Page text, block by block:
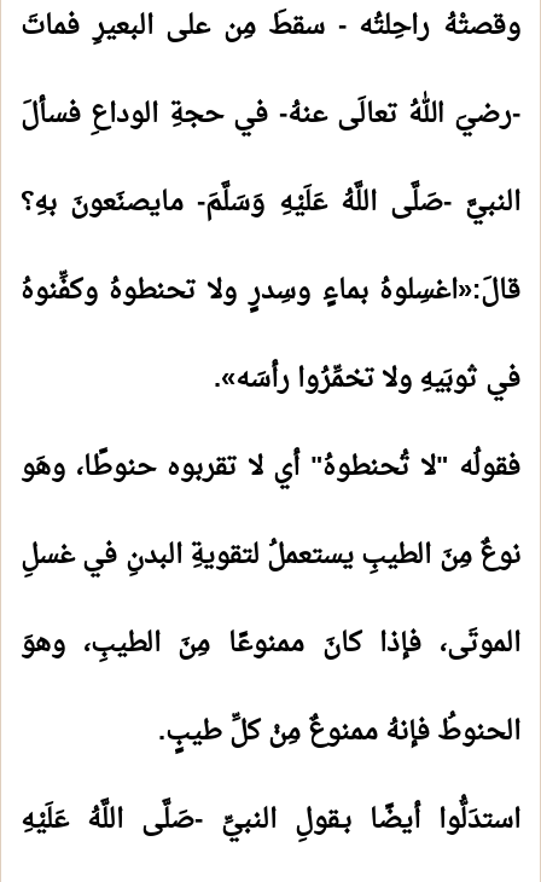
وقصتْهُ راحِلتُه - سقطَ مِن على البعيرِ فماتَ
-رضيَ اللهُ تعالَى عنهُ- في حجةِ الوداعِ فسألَ
النبيَّ -صَلَّى اللَّهُ عَلَيْهِ وَسَلَّمَ- مايصنَعونَ بهِ؟
قالَ:«اغسِلوهُ بماءٍ وسِدرٍ ولا تحنطوهُ وكفِّنوهُ
في ثوبَيهِ ولا تخمِّرُوا رأسَه».
فقولُه "لا تُحنطوهُ" أي لا تقربوه حنوطًا، وهَو
نوعٌ مِنَ الطيبِ يستعملُ لتقويةِ البدنِ في غسلِ
الموتَى، فإذا كانَ ممنوعًا مِنَ الطيبِ، وهوَ
الحنوطُ فإنهُ ممنوعٌ مِنْ كلِّ طيبٍ.
استدَلُّوا أيضًا بـقولِ النبيِّ -صَلَّى اللَّهُ عَلَيْهِ